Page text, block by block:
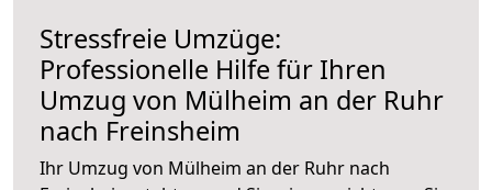
Stressfreie Umzüge:
Professionelle Hilfe für Ihren
Umzug von Mülheim an der Ruhr
nach Freinsheim
Ihr Umzug von Mülheim an der Ruhr nach